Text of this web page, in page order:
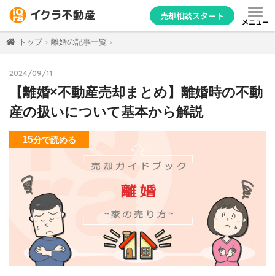
売却相談スタート
メニュー
トップ 離婚の記事一覧
2024/09/11
【離婚×不動産売却まとめ】離婚時の不動
産の扱いについて基本から解説
15分で読める